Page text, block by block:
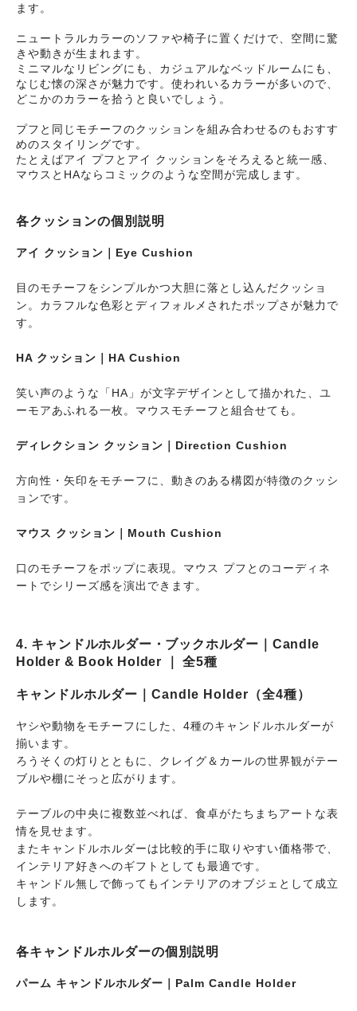
ます。
ニュートラルカラーのソファや椅子に置くだけで、空間に驚
きや動きが生まれます。
ミニマルなリビングにも、カジュアルなベッドルームにも、
なじむ懐の深さが魅力です。使われいるカラーが多いので、
どこかのカラーを拾うと良いでしょう。
プフと同じモチーフのクッションを組み合わせるのもおすす
めのスタイリングです。
たとえばアイ プフとアイ クッションをそろえると統一感、
マウスとHAならコミックのような空間が完成します。
各クッションの個別説明
アイ クッション｜Eye Cushion
目のモチーフをシンプルかつ大胆に落とし込んだクッショ
ン。カラフルな色彩とディフォルメされたポップさが魅力で
す。
HA クッション｜HA Cushion
笑い声のような「HA」が文字デザインとして描かれた、ユ
ーモアあふれる一枚。マウスモチーフと組合せても。
ディレクション クッション｜Direction Cushion
方向性・矢印をモチーフに、動きのある構図が特徴のクッシ
ョンです。
マウス クッション｜Mouth Cushion
口のモチーフをポップに表現。マウス プフとのコーディネ
ートでシリーズ感を演出できます。
4. キャンドルホルダー・ブックホルダー｜Candle
Holder & Book Holder ｜ 全5種
キャンドルホルダー｜Candle Holder（全4種）
ヤシや動物をモチーフにした、4種のキャンドルホルダーが
揃います。
ろうそくの灯りとともに、クレイグ＆カールの世界観がテー
ブルや棚にそっと広がります。
テーブルの中央に複数並べれば、食卓がたちまちアートな表
情を見せます。
またキャンドルホルダーは比較的手に取りやすい価格帯で、
インテリア好きへのギフトとしても最適です。
キャンドル無しで飾ってもインテリアのオブジェとして成立
します。
各キャンドルホルダーの個別説明
パーム キャンドルホルダー｜Palm Candle Holder